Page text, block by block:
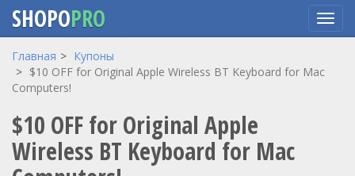
Перейти
основному
SHOPOPRO
Главная
Купоны
$10 OFF for Original Apple Wireless BT Keyboard for Mac
Computers!
$10 OFF for Original Apple
Wireless BT Keyboard for Mac